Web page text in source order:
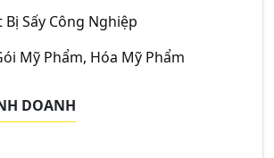
Bị Sấy Công Nghiệp
Mỹ Phẩm, Hóa Mỹ Phẩm
DOANH